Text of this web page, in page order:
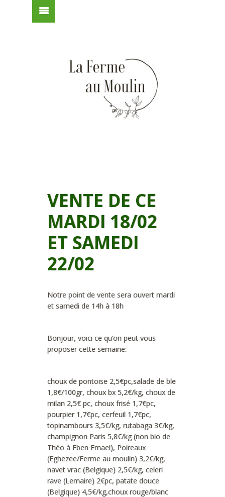
VENTE DE CE
MARDI 18/02
ET SAMEDI
22/02
Notre point de vente sera ouvert mardi
et samedi de 14h à 18h
Bonjour, voici ce qu’on peut vous
proposer cette semaine:
choux de pontoise 2,5€pc,salade de ble
1,8€/100gr, choux bx 5,2€/kg, choux de
milan 2,5€ pc, choux frisé 1,7€pc,
pourpier 1,7€pc, cerfeuil 1,7€pc,
topinambours 3,5€/kg, rutabaga 3€/kg,
champignon Paris 5,8€/kg (non bio de
Théo à Eben Emael), Poireaux
(Eghezee/Ferme au moulin) 3,2€/kg,
navet vrac (Belgique) 2,5€/kg, celeri
rave (Lemaire) 2€pc, patate douce
(Belgique) 4,5€/kg,choux rouge/blanc